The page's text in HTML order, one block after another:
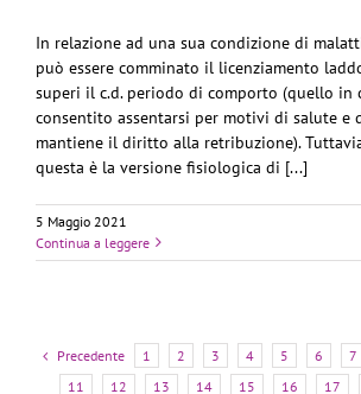
In relazione ad una sua condizione di
può essere comminato il licenziamento
superi il c.d. periodo di comporto (quello in
consentito assentarsi per motivi di salute e
mantiene il diritto alla retribuzione).
questa è la versione fisiologica di [...]
5 Maggio 2021
Continua a leggere
Precedente 1 2 3 4 5 6 7
11
12 13 14 15 16 17